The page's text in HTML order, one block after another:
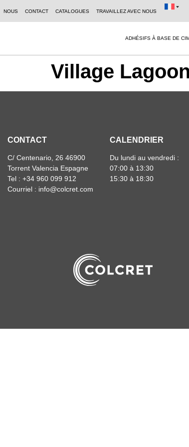
NOUS CONTACT CATALOGUES TRAVAILLEZ AVEC NOUS
ADHÉSIFS À BASE DE
Village Lagoon
CONTACT
C/ Centenario, 26 46900
Torrent Valencia Espagne
Tel : +34 960 099 912
Courriel : info@colcret.com
CALENDRIER
Du lundi au vendredi :
07:00 à 13:30
15:30 à 18:30